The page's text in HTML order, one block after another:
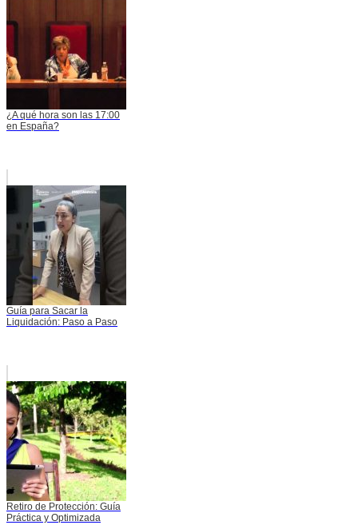
¿A qué hora son las 17:00
en España?
Guía para Sacar la
Liquidación: Paso a Paso
Retiro de Protección: Guía
Práctica y Optimizada